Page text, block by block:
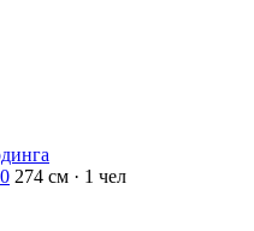
274 см · 1 чел